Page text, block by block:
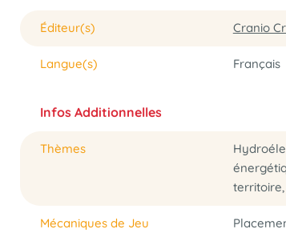
Éditeur(s) Cranio
Langue(s) Français
Infos Additionnelles
Thèmes
territoire,
Mécaniques de Jeu